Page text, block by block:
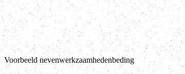
Voorbeeld nevenwerkzaamhedenbeding